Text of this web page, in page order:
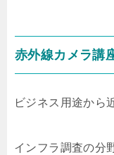
赤外線カメラ講
ビジネス用途から
インフラ調査の分